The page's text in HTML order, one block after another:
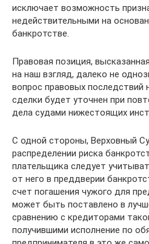
исключает возможность
недействительными на
банкротстве.
Правовая позиция,
на наш взгляд, далеко не
вопрос правовых последствий
сделки будет уточнен при
дела судами нижестоящих
С одной стороны, Верховный
распределении риска
плательщика следует
от него в преддверии
счет погашения чужого для
может быть поставлено в
сравнению с кредиторами
получившими исполнение по